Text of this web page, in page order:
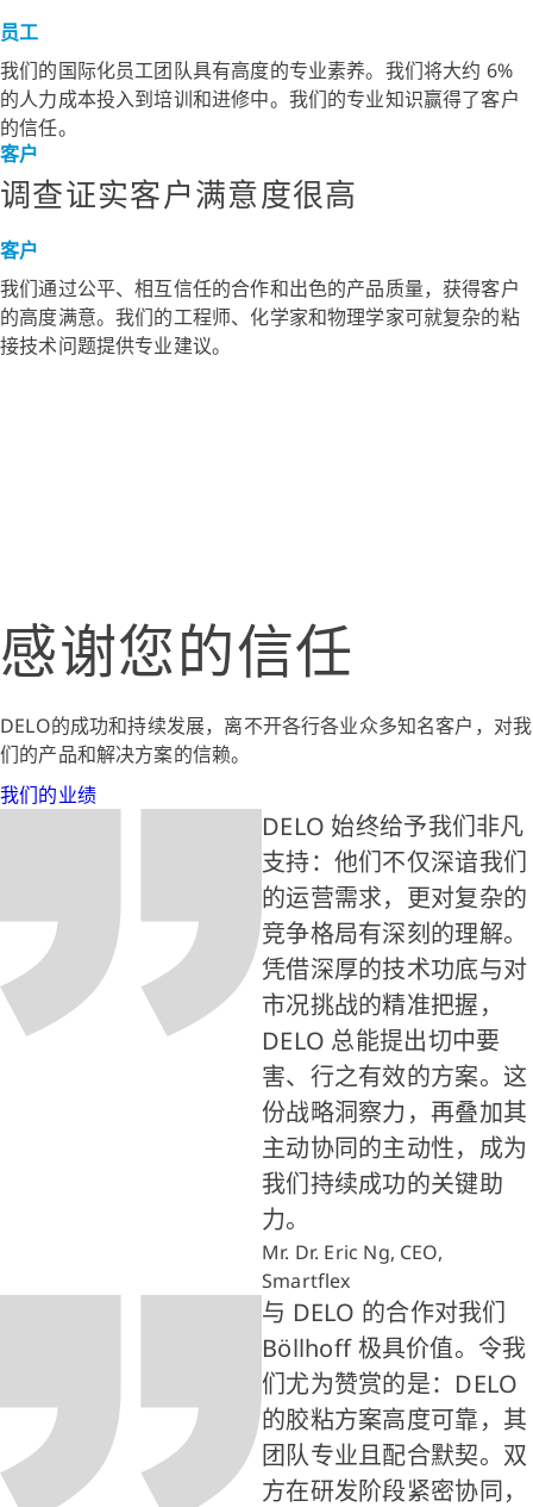
员工
我们的国际化员工团队具有高度的专业素养。我们将大约 6%
的人力成本投入到培训和进修中。我们的专业知识赢得了客户
的信任。
客户
调查证实客户满意度很高
客户
我们通过公平、相互信任的合作和出色的产品质量，获得客户
的高度满意。我们的工程师、化学家和物理学家可就复杂的粘
接技术问题提供专业建议。
感谢您的信任
DELO的成功和持续发展，离不开各行各业众多知名客户，对我
们的产品和解决方案的信赖。
我们的业绩
DELO 始终给予我们非凡
支持：他们不仅深谙我们
的运营需求，更对复杂的
竞争格局有深刻的理解。
凭借深厚的技术功底与对
市况挑战的精准把握，
DELO 总能提出切中要
害、行之有效的方案。这
份战略洞察力，再叠加其
主动协同的主动性，成为
我们持续成功的关键助
力。
Mr. Dr. Eric Ng, CEO,
Smartflex
与 DELO 的合作对我们
Böllhoff 极具价值。令我
们尤为赞赏的是：DELO
的胶粘方案高度可靠，其
团队专业且配合默契。双
方在研发阶段紧密协同，